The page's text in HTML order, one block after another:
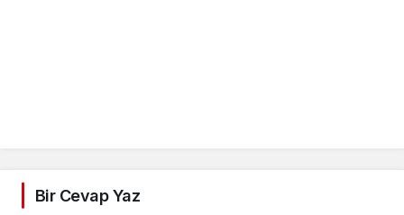
Bir Cevap Yaz